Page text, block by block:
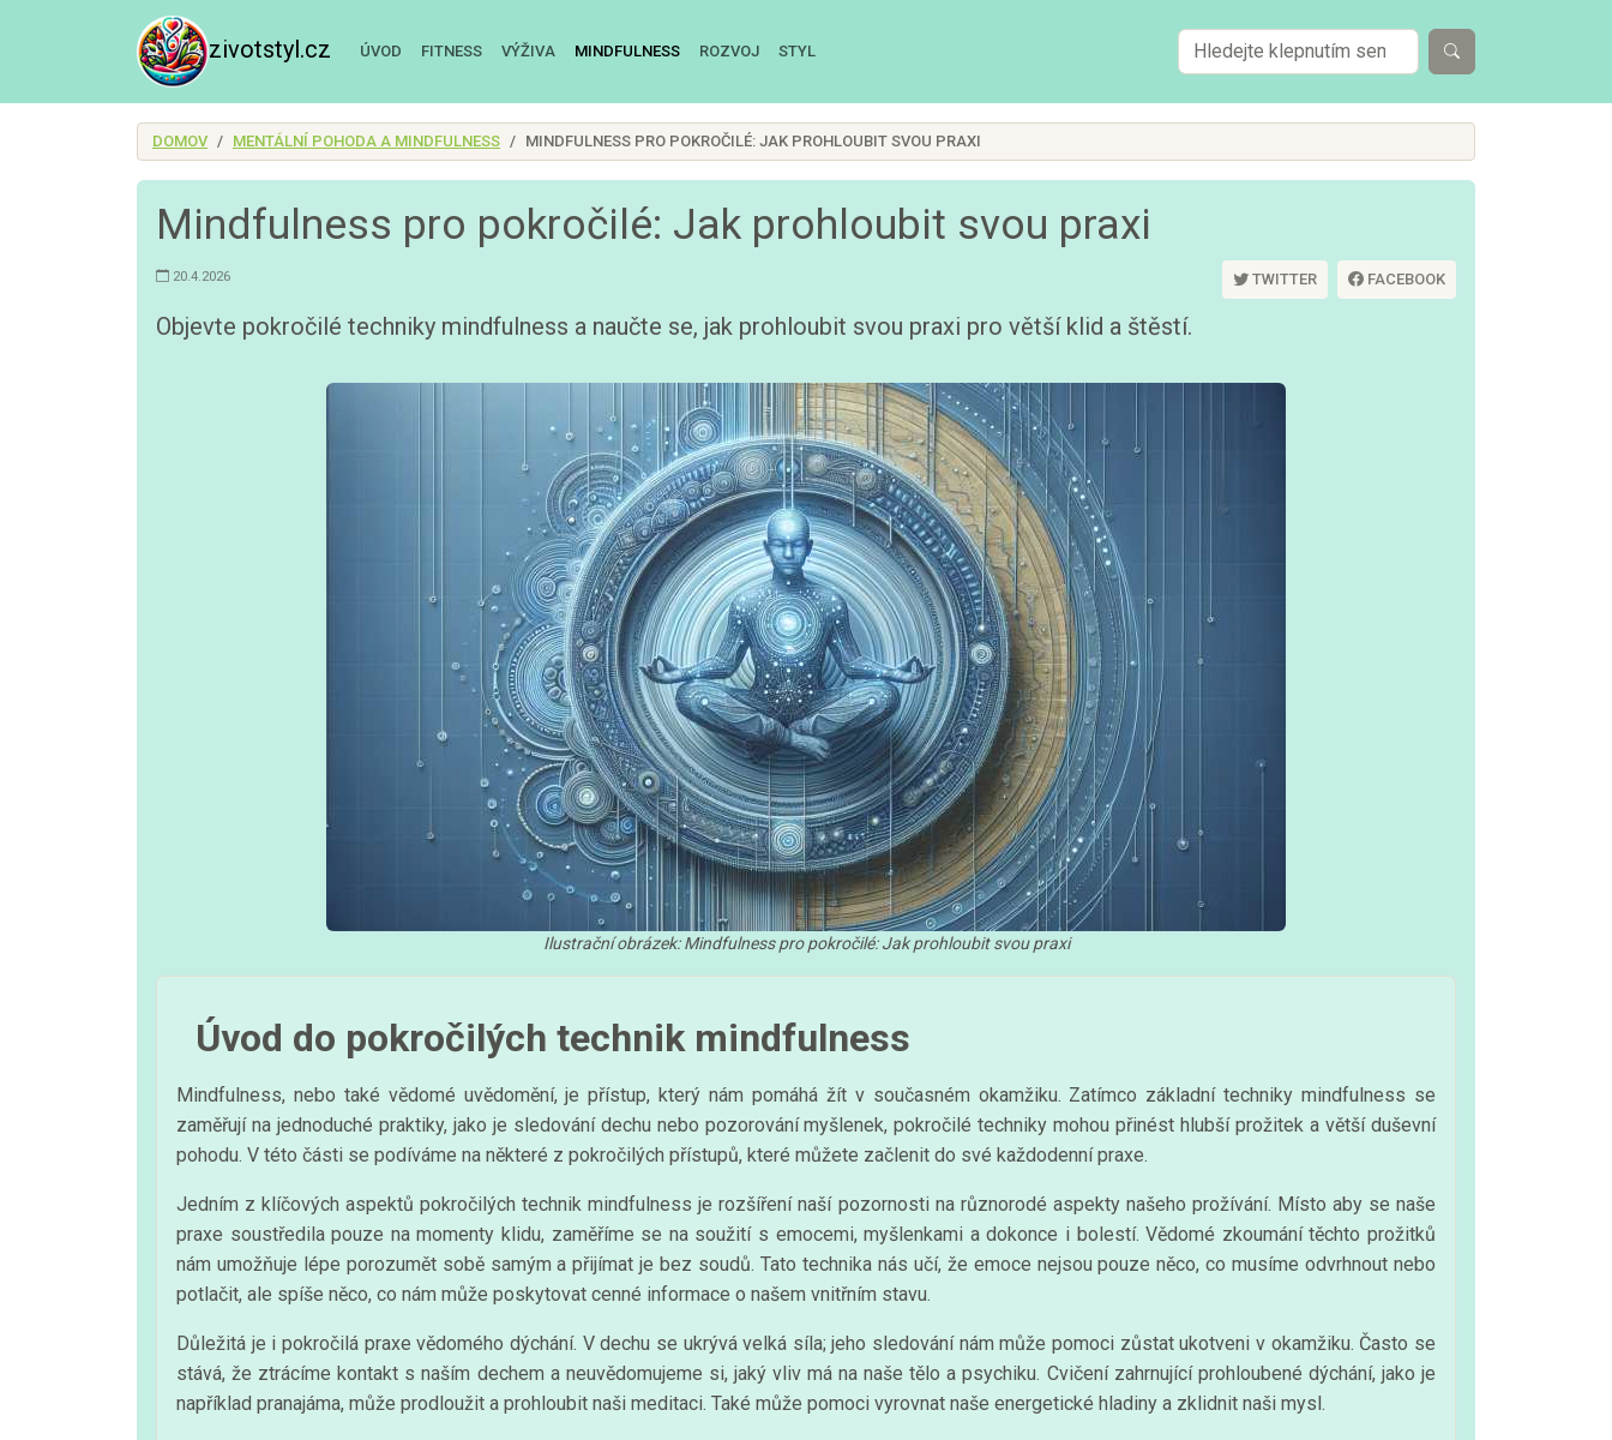
zivotstyl.cz ÚVOD FITNESS VÝŽIVA MINDFULNESS ROZVOJ STYL
DOMOV MENTÁLNÍ POHODA A MINDFULNESS MINDFULNESS PRO POKROČILÉ: JAK PROHLOUBIT SVOU PRAXI
Mindfulness pro pokročilé: Jak prohloubit svou praxi
20.4.2026 TWITTER FACEBOOK
Objevte pokročilé techniky mindfulness a naučte se, jak prohloubit svou praxi pro větší klid a štěstí.
Ilustrační obrázek: Mindfulness pro pokročilé: Jak prohloubit svou praxi
Úvod do pokročilých technik mindfulness
Mindfulness, nebo také vědomé uvědomění, je přístup, který nám pomáhá žít v současném okamžiku. Zatímco základní techniky mindfulness se
zaměřují na jednoduché praktiky, jako je sledování dechu nebo pozorování myšlenek, pokročilé techniky mohou přinést hlubší prožitek a větší duševní
pohodu. V této části se podíváme na některé z pokročilých přístupů, které můžete začlenit do své každodenní praxe.
Jedním z klíčových aspektů pokročilých technik mindfulness je rozšíření naší pozornosti na různorodé aspekty našeho prožívání. Místo aby se naše
praxe soustředila pouze na momenty klidu, zaměříme se na soužití s emocemi, myšlenkami a dokonce i bolestí. Vědomé zkoumání těchto prožitků
nám umožňuje lépe porozumět sobě samým a přijímat je bez soudů. Tato technika nás učí, že emoce nejsou pouze něco, co musíme odvrhnout nebo
potlačit, ale spíše něco, co nám může poskytovat cenné informace o našem vnitřním stavu.
Důležitá je i pokročilá praxe vědomého dýchání. V dechu se ukrývá velká síla; jeho sledování nám může pomoci zůstat ukotveni v okamžiku. Často se
stává, že ztrácíme kontakt s naším dechem a neuvědomujeme si, jaký vliv má na naše tělo a psychiku. Cvičení zahrnující prohloubené dýchání, jako je
například pranajáma, může prodloužit a prohloubit naši meditaci. Také může pomoci vyrovnat naše energetické hladiny a zklidnit naši mysl.